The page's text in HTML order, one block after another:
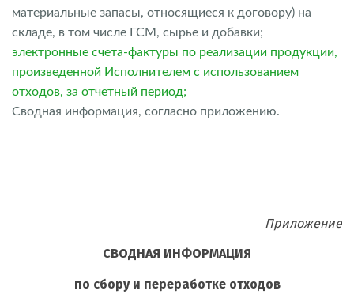
материальные запасы, относящиеся к договору) на
складе, в том числе ГСМ, сырье и добавки;
электронные счета-фактуры по реализации продукции,
произведенной Исполнителем с использованием
отходов, за отчетный период;
Сводная информация, согласно приложению.
Приложение
СВОДНАЯ ИНФОРМАЦИЯ
по сбору и переработке отходов